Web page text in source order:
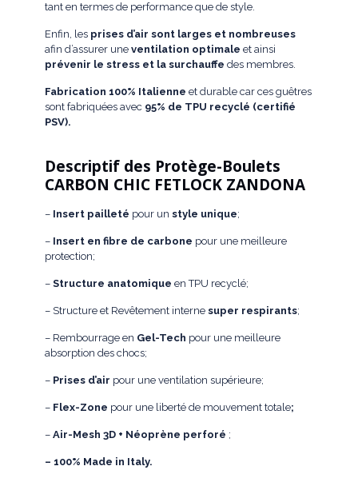
tant en termes de performance que de style.
Enfin, les prises d’air sont larges et nombreuses
afin d’assurer uneventilation optimale et ainsi
prévenir le stress et la surchauffe des membres.
Fabrication 100% Italienne et durable car ces guêtres
sont fabriquées avec 95% de TPU recyclé (certifié
PSV).
Descriptif des Protège-Boulets
CARBON CHIC FETLOCK ZANDONA
– Insert pailleté pour unstyle unique;
– Insert en fibre de carbone pour une meilleure
protection;
–Structure anatomique en TPU recyclé;
– Structure et Revêtement interne super respirants;
– Rembourrage en Gel-Tech pour une meilleure
absorption des chocs;
– Prises d’air pour une ventilation supérieure;
– Flex-Zone pour une liberté de mouvement totale;
–Air-Mesh 3D + Néoprène perforé ;
– 100% Made in Italy.